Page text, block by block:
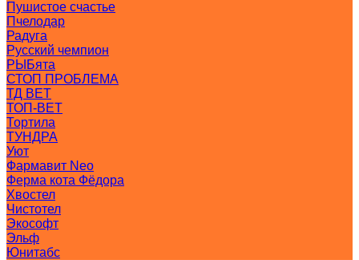
Пушистое счастье
Пчелодар
Радуга
Русский чемпион
РЫБята
СТОП ПРОБЛЕМА
ТД ВЕТ
ТОП-ВЕТ
Тортила
ТУНДРА
Уют
Фармавит Neo
Ферма кота Фёдора
Хвостел
Чистотел
Экософт
Эльф
Юнитабс